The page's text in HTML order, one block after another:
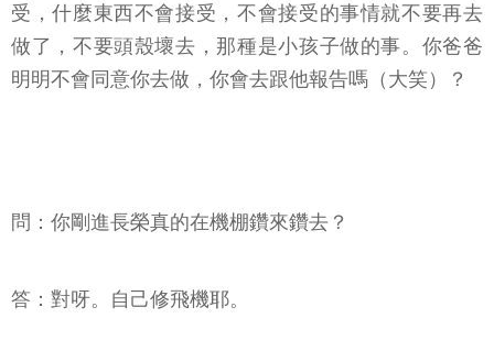
受，什麼東西不會接受，不會接受的事情就不要再去
做了，不要頭殼壞去，那種是小孩子做的事。你爸爸
明明不會同意你去做，你會去跟他報告嗎（大笑）？
問：你剛進長榮真的在機棚鑽來鑽去？
答：對呀。自己修飛機耶。